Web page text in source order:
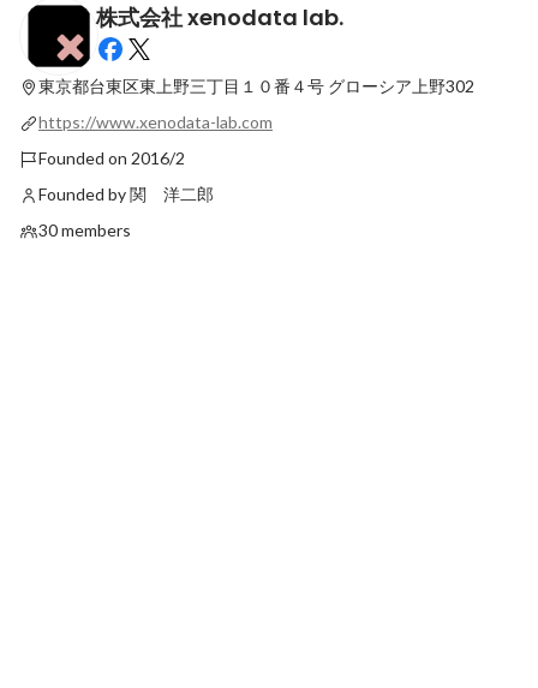
ゼノデータの「全社会議」って何やってい
るの？
Pinned Pinned
株式会社 xenodata lab.
東京都台東区東上野三丁目１０番４号 グローシア上野302
https://www.xenodata-lab.com
Founded on 2016/2
Founded by 関 洋二郎
30 members